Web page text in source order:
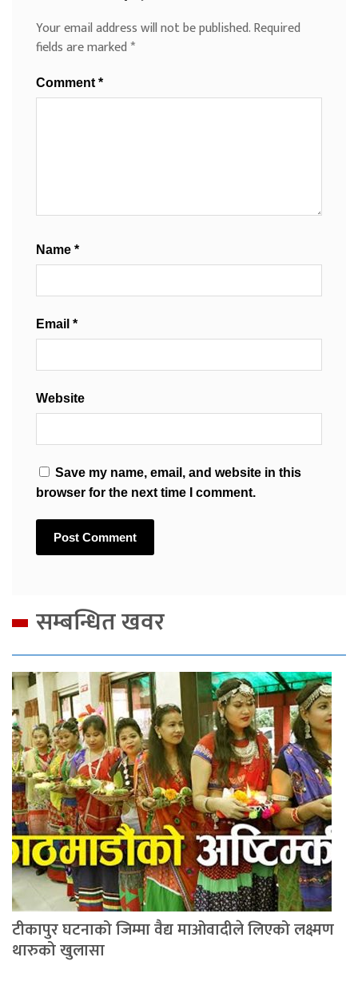
Your email address will not be published.Required
fields are marked*
Comment *
Name *
Email *
Website
Save my name, email, and website in this
browser for the next time I comment.
सम्बन्धित खवर
टीकापुर घटनाको जिम्मा वैद्य मा‌ओवादीले लिएको लक्ष्मण
थारुको खुलासा